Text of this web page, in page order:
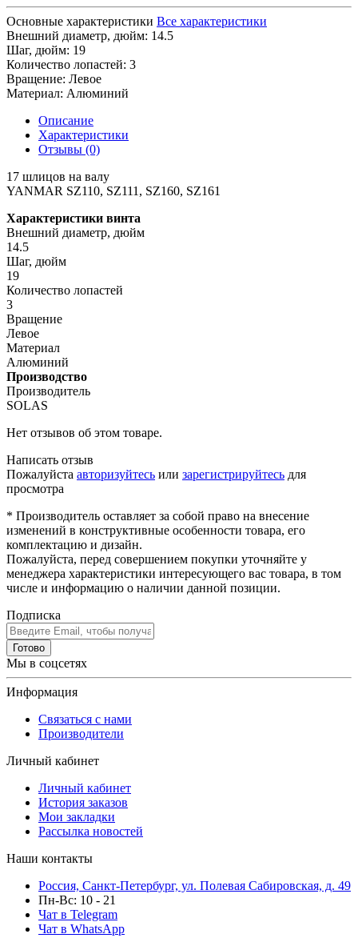
Основные характеристики Все характеристики
Внешний диаметр, дюйм: 14.5
Шаг, дюйм: 19
Количество лопастей: 3
Вращение: Левое
Материал: Алюминий
Описание
Характеристики
Отзывы (0)
17 шлицов на валу
YANMAR SZ110, SZ111, SZ160, SZ161
Характеристики винта
Внешний диаметр, дюйм
14.5
Шаг, дюйм
19
Количество лопастей
3
Вращение
Левое
Материал
Алюминий
Производство
Производитель
SOLAS
Нет отзывов об этом товаре.
Написать отзыв
Пожалуйста авторизуйтесь или зарегистрируйтесь для
просмотра
* Производитель оставляет за собой право на внесение
изменений в конструктивные особенности товара, его
комплектацию и дизайн.
Пожалуйста, перед совершением покупки уточняйте у
менеджера характеристики интересующего вас товара, в том
числе и информацию о наличии данной позиции.
Подписка
Готово
Мы в соцсетях
Информация
Связаться с нами
Производители
Личный кабинет
Личный кабинет
История заказов
Мои закладки
Рассылка новостей
Наши контакты
Россия, Санкт-Петербург, ул. Полевая Сабировская, д. 49
Пн-Вс: 10 - 21
Чат в Telegram
Чат в WhatsApp